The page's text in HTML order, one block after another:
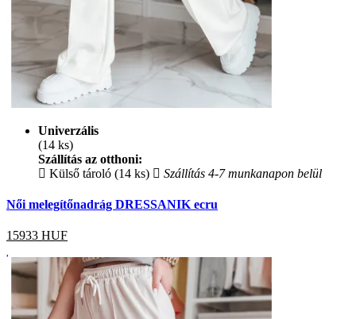
Univerzális
(14 ks)
Szállítás az otthoni:
Külső tároló (14 ks)
Szállítás 4-7 munkanapon belül
Női melegítőnadrág DRESSANIK ecru
15933 HUF